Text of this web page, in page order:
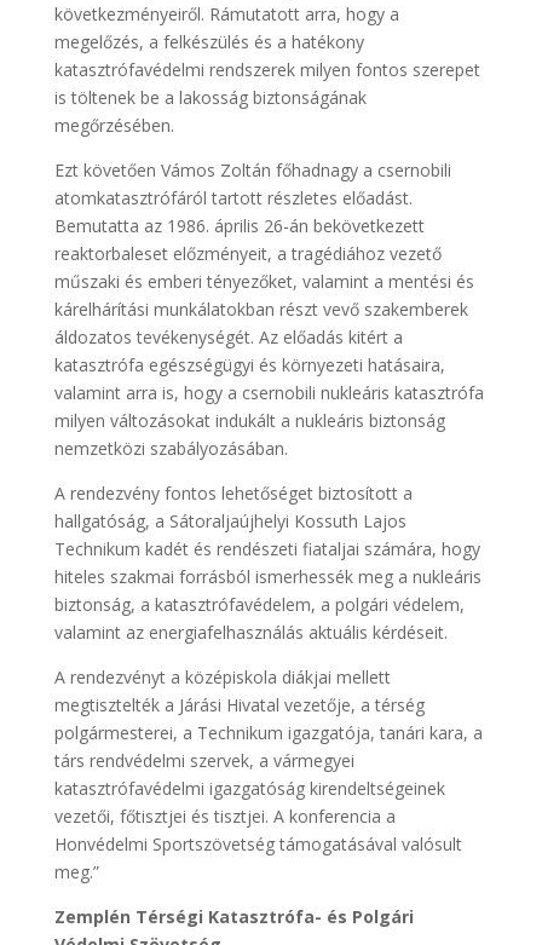
következményeiről. Rámutatott arra, hogy a
megelőzés, a felkészülés és a hatékony
katasztrófavédelmi rendszerek milyen fontos szerepet
is töltenek be a lakosság biztonságának
megőrzésében.
Ezt követően Vámos Zoltán főhadnagy a csernobili
atomkatasztrófáról tartott részletes előadást.
Bemutatta az 1986. április 26-án bekövetkezett
reaktorbaleset előzményeit, a tragédiához vezető
műszaki és emberi tényezőket, valamint a mentési és
kárelhárítási munkálatokban részt vevő szakemberek
áldozatos tevékenységét. Az előadás kitért a
katasztrófa egészségügyi és környezeti hatásaira,
valamint arra is, hogy a csernobili nukleáris katasztrófa
milyen változásokat indukált a nukleáris biztonság
nemzetközi szabályozásában.
A rendezvény fontos lehetőséget biztosított a
hallgatóság, a Sátoraljaújhelyi Kossuth Lajos
Technikum kadét és rendészeti fiataljai számára, hogy
hiteles szakmai forrásból ismerhessék meg a nukleáris
biztonság, a katasztrófavédelem, a polgári védelem,
valamint az energiafelhasználás aktuális kérdéseit.
A rendezvényt a középiskola diákjai mellett
megtisztelték a Járási Hivatal vezetője, a térség
polgármesterei, a Technikum igazgatója, tanári kara, a
társ rendvédelmi szervek, a vármegyei
katasztrófavédelmi igazgatóság kirendeltségeinek
vezetői, főtisztjei és tisztjei. A konferencia a
Honvédelmi Sportszövetség támogatásával valósult
meg.”
Zemplén Térségi Katasztrófa- és Polgári